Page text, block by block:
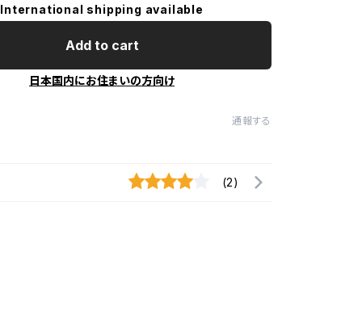
International shipping available
Add to cart
日本国内にお住まいの方向け
通報する
(2)